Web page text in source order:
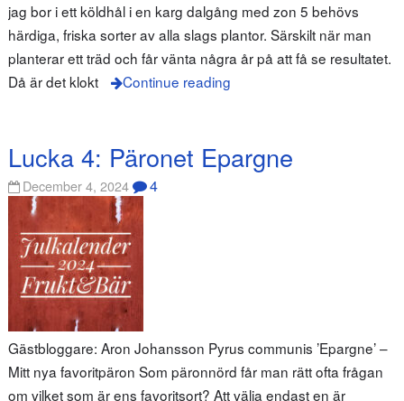
jag bor i ett köldhål i en karg dalgång med zon 5 behövs
härdiga, friska sorter av alla slags plantor. Särskilt när man
planterar ett träd och får vänta några år på att få se resultatet.
Då är det klokt
Continue reading
Lucka 4: Päronet Epargne
December 4, 2024 4
Gästbloggare: Aron Johansson Pyrus communis ’Epargne’ –
Mitt nya favoritpäron Som päronnörd får man rätt ofta frågan
om vilket som är ens favoritsort? Att välja endast en är